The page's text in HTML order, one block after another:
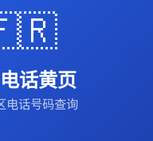
话黄页
电话号码查询